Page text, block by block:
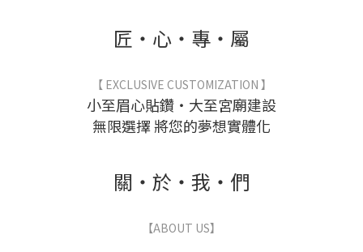
匠・心・專・屬
【 EXCLUSIVE CUSTOMIZATION 】
小至眉心貼鑽・大至宮廟建設
無限選擇 將您的夢想實體化
關・於・我・們
【ABOUT US】